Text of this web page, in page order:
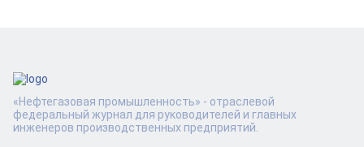
«Нефтегазовая промышленность» - отраслевой
федеральный журнал для руководителей и главных
инженеров производственных предприятий.